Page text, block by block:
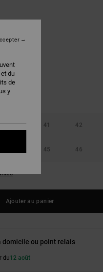
40.5 41 42
45 46
Ajouter au panier
domicile ou point relais
du12 août
du
de
y